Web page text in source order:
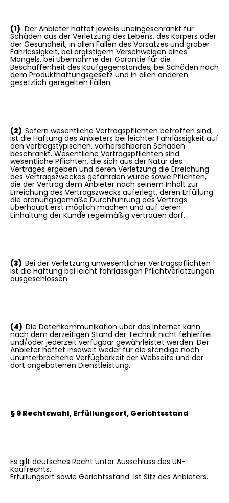
(1) Der Anbieter haftet jeweils uneingeschränkt für
Schäden aus der Verletzung des Lebens, des Körpers oder
der Gesundheit, in allen Fällen des Vorsatzes und grober
Fahrlässigkeit, bei arglistigem Verschweigen eines
Mangels, bei Übernahme der Garantie für die
Beschaffenheit des Kaufgegenstandes, bei Schäden nach
dem Produkthaftungsgesetz und in allen anderen
gesetzlich geregelten Fällen.
(2) Sofern wesentliche Vertragspflichten betroffen sind,
ist die Haftung des Anbieters bei leichter Fahrlässigkeit auf
den vertragstypischen, vorhersehbaren Schaden
beschränkt. Wesentliche Vertragspflichten sind
wesentliche Pflichten, die sich aus der Natur des
Vertrages ergeben und deren Verletzung die Erreichung
des Vertragszweckes gefährden würde sowie Pflichten,
die der Vertrag dem Anbieter nach seinem Inhalt zur
Erreichung des Vertragszwecks auferlegt, deren Erfüllung
die ordnungsgemäße Durchführung des Vertrags
überhaupt erst möglich machen und auf deren
Einhaltung der Kunde regelmäßig vertrauen darf.
(3) Bei der Verletzung unwesentlicher Vertragspflichten
ist die Haftung bei leicht fahrlässigen Pflichtverletzungen
ausgeschlossen.
(4) Die Datenkommunikation über das Internet kann
nach dem derzeitigen Stand der Technik nicht fehlerfrei
und/oder jederzeit verfügbar gewährleistet werden. Der
Anbieter haftet insoweit weder für die ständige noch
ununterbrochene Verfügbarkeit der Webseite und der
dort angebotenen Dienstleistung.
§ 9 Rechtswahl, Erfüllungsort, Gerichtsstand
Es gilt deutsches Recht unter Ausschluss des UN-
Kaufrechts.
Erfüllungsort sowie Gerichtsstand ist Sitz des Anbieters.